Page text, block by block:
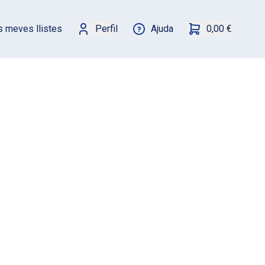
meves llistes Perfil Ajuda 0,00 €